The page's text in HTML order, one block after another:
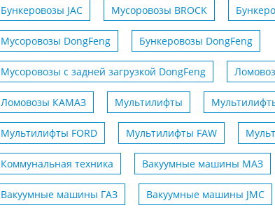
Бункеровозы JAC Мусоровозы BROCK
Мусоровозы DongFeng Бункеровозы DongFeng
Мусоровозы с задней загрузкой DongFeng
Ломовозы КАМАЗ Мультилифты
Мультилифты FORD Мультилифты FAW
Коммунальная техника Вакуумные машины МАЗ
Вакуумные машины ГАЗ Вакуумные машины JMC